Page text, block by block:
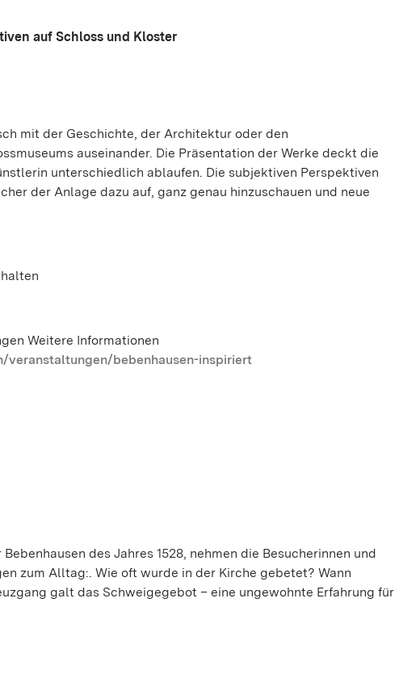
auf Schloss und Kloster
mit der Geschichte, der Architektur oder den
auseinander. Die Präsentation der Werke deckt die
unterschiedlich ablaufen. Die subjektiven Perspektiven
der Anlage dazu auf, ganz genau hinzuschauen und neue
Weitere Informationen
veranstaltungen/bebenhausen-inspiriert
des Jahres 1528, nehmen die Besucherinnen und
zum Alltag:. Wie oft wurde in der Kirche gebetet? Wann
galt das Schweigegebot – eine ungewohnte Erfahrung für